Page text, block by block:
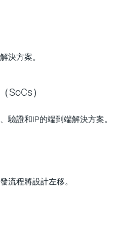
決方案。
SoCs）
驗證和IP的端到端解決方案。
流程將設計左移。